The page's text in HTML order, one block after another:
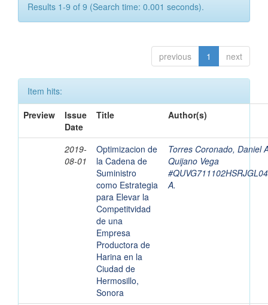
Results 1-9 of 9 (Search time: 0.001 seconds).
previous 1 next
Item hits:
Preview
Issue
Date
Title Author(s)
2019-
08-01
Optimizacion de
la Cadena de
Suministro
como Estrategia
para Elevar la
Competitvidad
de una
Empresa
Productora de
Harina en la
Ciudad de
Hermosillo,
Sonora
Torres Coronado, Daniel
Quijano Vega
A.